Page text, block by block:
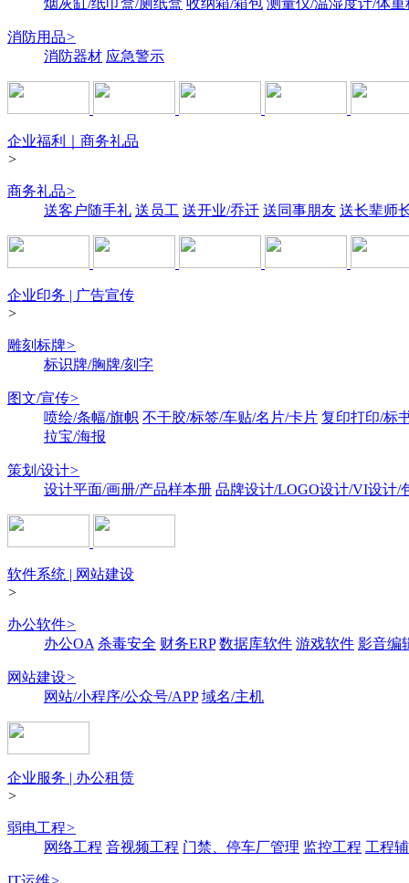
烟灰缸/纸巾盒/厕纸盒 收纳箱/箱包 测量仪/温湿度计/体重
消防用品>
消防器材 应急警示
企业福利｜商务礼品
>
商务礼品>
送客户随手礼 送员工 送开业/乔迁 送同事朋友 送长辈师
企业印务 | 广告宣传
>
雕刻标牌>
标识牌/胸牌/刻字
图文/宣传>
喷绘/条幅/旗帜 不干胶/标签/车贴/名片/卡片 复印打印/标
拉宝/海报
策划/设计>
设计平面/画册/产品样本册 品牌设计/LOGO设计/VI设计/
软件系统 | 网站建设
>
办公软件>
办公OA 杀毒安全 财务ERP 数据库软件 游戏软件 影音编
网站建设>
网站/小程序/公众号/APP 域名/主机
企业服务 | 办公租赁
>
弱电工程>
网络工程 音视频工程 门禁、停车厂管理 监控工程 工程